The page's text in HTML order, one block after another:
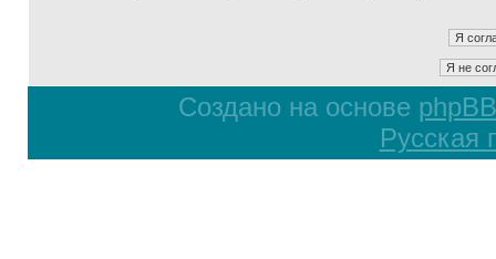
Создано на основе phpBB
Русская